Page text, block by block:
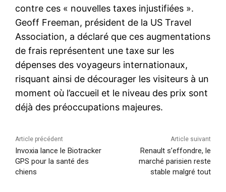
contre ces « nouvelles taxes injustifiées ».
Geoff Freeman, président de la US Travel
Association, a déclaré que ces augmentations
de frais représentent une taxe sur les
dépenses des voyageurs internationaux,
risquant ainsi de décourager les visiteurs à un
moment où l’accueil et le niveau des prix sont
déjà des préoccupations majeures.
Article précédent
Invoxia lance le Biotracker
GPS pour la santé des
chiens
Article suivant
Renault s’effondre, le
marché parisien reste
stable malgré tout